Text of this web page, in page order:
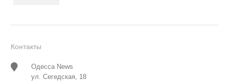
Контакты
Одесса News
ул. Сегедская, 18